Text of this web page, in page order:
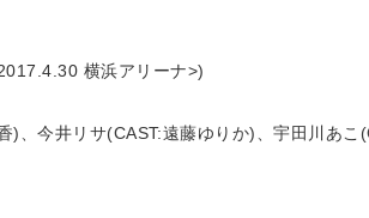
横浜アリーナ>)
、今井リサ(CAST:遠藤ゆりか)、宇田川あ